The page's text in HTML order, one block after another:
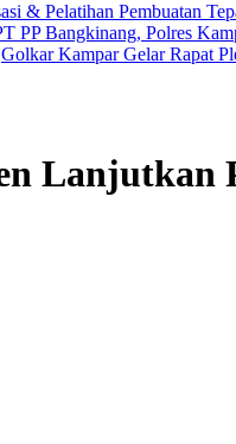
& Pelatihan Pembuatan
PP Bangkinang, Polres
Golkar Kampar Gelar Rapat
Lanjutkan